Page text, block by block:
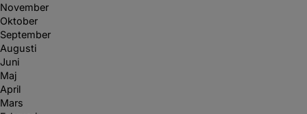
November
Oktober
September
Augusti
Juni
Maj
April
Mars